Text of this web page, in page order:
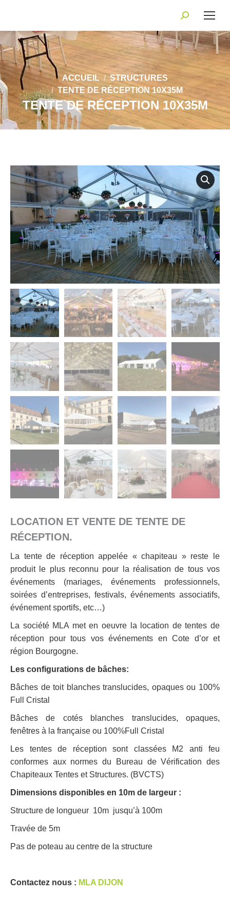
Recherche
:
Vous êtes ici :
ACCUEIL
STRUCTURES
TENTE DE RÉCEPTION 10X35M
TENTE DE RÉCEPTION 10X35M
LOCATION ET VENTE DE TENTE DE
RÉCEPTION.
La tente de réception appelée « chapiteau » reste le
produit le plus reconnu pour la réalisation de tous vos
événements (mariages, événements professionnels,
soirées d’entreprises, festivals, événements associatifs,
événement sportifs, etc…)
La société MLA met en oeuvre la location de tentes de
réception pour tous vos événements en Cote d’or et
région Bourgogne.
Les configurations de bâches:
Bâches de toit blanches translucides, opaques ou 100%
Full Cristal
Bâches de cotés blanches translucides, opaques,
fenêtres à la française ou 100%Full Cristal
Les tentes de réception sont classées M2 anti feu
conformes aux normes du Bureau de Vérification des
Chapiteaux Tentes et Structures. (BVCTS)
Dimensions disponibles en 10m de largeur :
Structure de longueur 10m jusqu’à 100m
Travée de 5m
Pas de poteau au centre de la structure
Contactez nous : MLA DIJON